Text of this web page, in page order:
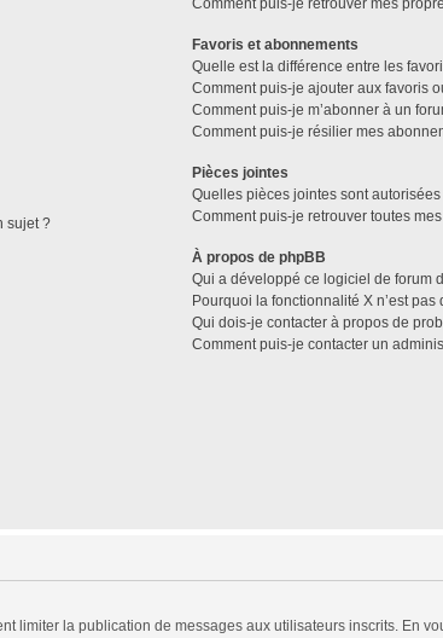
sujet ?
Comment puis-je retrouver mes
Favoris et abonnements
Quelle est la différence entre les
Comment puis-je ajouter aux favoris
Comment puis-je m’abonner à un
Comment puis-je résilier mes
Pièces jointes
Quelles pièces jointes sont
Comment puis-je retrouver toutes
À propos de phpBB
Qui a développé ce logiciel de forum
Pourquoi la fonctionnalité X n’est pas
Qui dois-je contacter à propos de
Comment puis-je contacter un
limiter la publication de messages aux utilisateurs inscrits. En